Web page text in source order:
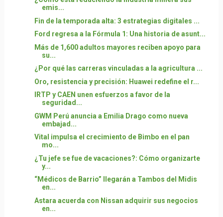
emis...
Fin de la temporada alta: 3 estrategias digitales ...
Ford regresa a la Fórmula 1: Una historia de asunt...
Más de 1,600 adultos mayores reciben apoyo para
su...
¿Por qué las carreras vinculadas a la agricultura ...
Oro, resistencia y precisión: Huawei redefine el r...
IRTP y CAEN unen esfuerzos a favor de la
seguridad...
GWM Perú anuncia a Emilia Drago como nueva
embajad...
Vital impulsa el crecimiento de Bimbo en el pan
mo...
¿Tu jefe se fue de vacaciones?: Cómo organizarte
y...
“Médicos de Barrio” llegarán a Tambos del Midis
en...
Astara acuerda con Nissan adquirir sus negocios
en...